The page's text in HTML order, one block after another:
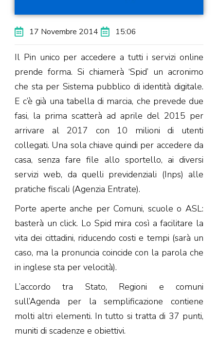
17 Novembre 2014 15:06
Il Pin unico per accedere a tutti i servizi online
prende forma. Si chiamerà ‘Spid’ un acronimo
che sta per Sistema pubblico di identità digitale.
E c’è già una tabella di marcia, che prevede due
fasi, la prima scatterà ad aprile del 2015 per
arrivare al 2017 con 10 milioni di utenti
collegati. Una sola chiave quindi per accedere da
casa, senza fare file allo sportello, ai diversi
servizi web, da quelli previdenziali (Inps) alle
pratiche fiscali (Agenzia Entrate).
Porte aperte anche per Comuni, scuole o ASL:
basterà un click. Lo Spid mira così a facilitare la
vita dei cittadini, riducendo costi e tempi (sarà un
caso, ma la pronuncia coincide con la parola che
in inglese sta per velocità).
L’accordo tra Stato, Regioni e comuni
sull’Agenda per la semplificazione contiene
molti altri elementi. In tutto si tratta di 37 punti,
muniti di scadenze e obiettivi.